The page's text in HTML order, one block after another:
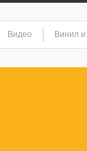
Видео Винил и